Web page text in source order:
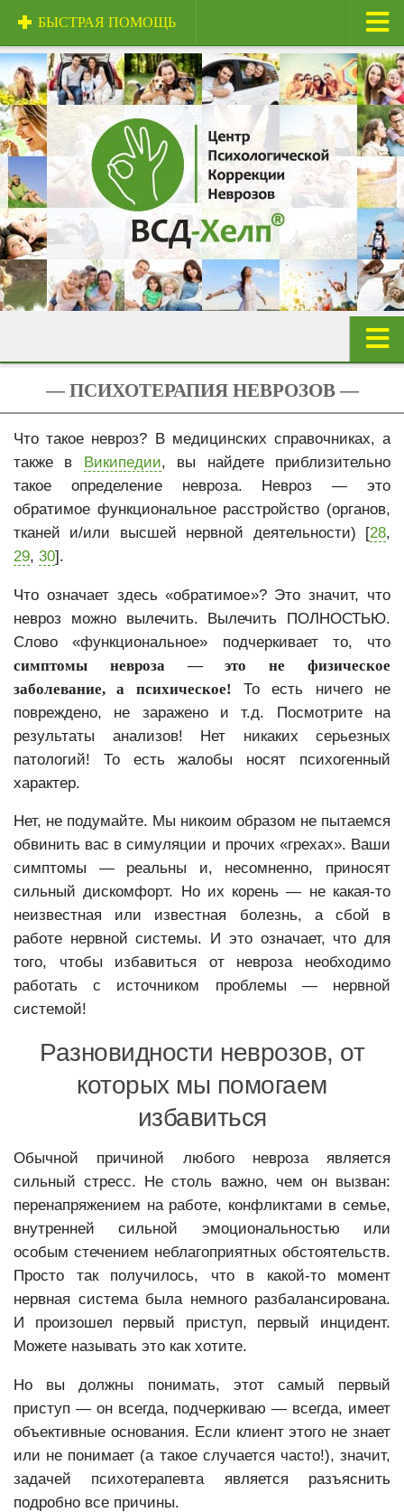
Главная
О центре
Центр и специалисты
Техники и методы
Сертификаты
Стоимость услуг
Отзывы
Полезная информация
БЫСТРАЯ ПОМОЩЬ
ВСД
Тревога
Фобии
Депрессия
Психотерапия депрессии
Навязчивые мысли
Неуверенность
Неврозы
Психокоррекция неврозов
Психотерапия раздражительности и вспышек гнева
Бессонница
— ПСИХОТЕРАПИЯ НЕВРОЗОВ —
Что такое невроз? В медицинских справочниках, а
также в Википедии, вы найдете приблизительно
такое определение невроза. Невроз — это
обратимое функциональное расстройство (органов,
тканей и/или высшей нервной деятельности) [28,
29, 30].
Что означает здесь «обратимое»? Это значит, что
невроз можно вылечить. Вылечить ПОЛНОСТЬЮ.
Слово «функциональное» подчеркивает то, что
симптомы невроза — это не физическое
заболевание, а психическое! То есть ничего не
повреждено, не заражено и т.д. Посмотрите на
результаты анализов! Нет никаких серьезных
патологий! То есть жалобы носят психогенный
характер.
Нет, не подумайте. Мы никоим образом не пытаемся
обвинить вас в симуляции и прочих «грехах». Ваши
симптомы — реальны и, несомненно, приносят
сильный дискомфорт. Но их корень — не какая-то
неизвестная или известная болезнь, а сбой в
работе нервной системы. И это означает, что для
того, чтобы избавиться от невроза необходимо
работать с источником проблемы — нервной
системой!
Разновидности неврозов, от
которых мы помогаем
избавиться
Обычной причиной любого невроза является
сильный стресс. Не столь важно, чем он вызван:
перенапряжением на работе, конфликтами в семье,
внутренней сильной эмоциональностью или
особым стечением неблагоприятных обстоятельств.
Просто так получилось, что в какой-то момент
нервная система была немного разбалансирована.
И произошел первый приступ, первый инцидент.
Можете называть это как хотите.
Но вы должны понимать, этот самый первый
приступ — он всегда, подчеркиваю — всегда, имеет
объективные основания. Если клиент этого не знает
или не понимает (а такое случается часто!), значит,
задачей психотерапевта является разъяснить
подробно все причины.